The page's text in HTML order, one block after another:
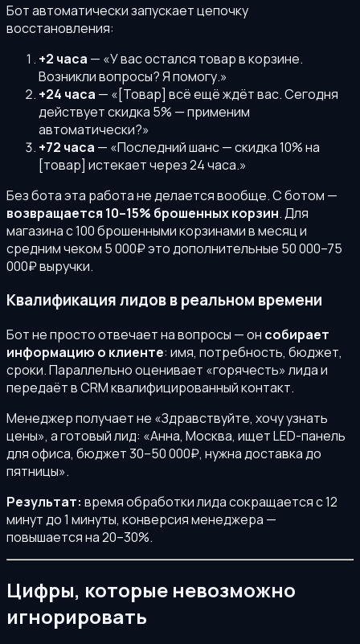
Бот автоматически запускает цепочку
восстановления:
+2 часа — «У вас остался товар в корзине.
Возникли вопросы? Я помогу.»
+24 часа — «[Товар] всё ещё ждёт вас. Сегодня
действует скидка 5% — применим
автоматически?»
+72 часа — «Последний шанс — скидка 10% на
[товар] истекает через 24 часа.»
Без бота эта работа не делается вообще. С ботом —
возвращается 10–15% брошенных корзин. Для
магазина с 100 брошенными корзинами в месяц и
средним чеком 5 000₽ это дополнительные 50 000–75
000₽ выручки.
Квалификация лидов в реальном времени
Бот не просто отвечает на вопросы — он собирает
информацию о клиенте: имя, потребность, бюджет,
сроки. Параллельно оценивает «горячесть» лида и
передаёт в CRM квалифицированный контакт.
Менеджер получает не «Здравствуйте, хочу узнать
цены», а готовый лид: «Анна, Москва, ищет LED-панель
для офиса, бюджет 30–50 000₽, нужна доставка до
пятницы».
Результат: время обработки лида сокращается с 12
минут до 1 минуты, конверсия менеджера —
повышается на 20–30%.
Цифры, которые невозможно
игнорировать